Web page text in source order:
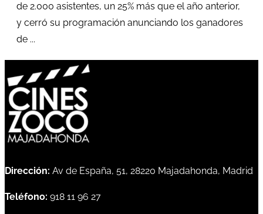
de 2.000 asistentes, un 25% más que el año anterior,
y cerró su programación anunciando los ganadores
de ...
Dirección: Av de España, 51, 28220 Majadahonda, Madrid
Teléfono: 918 11 96 27